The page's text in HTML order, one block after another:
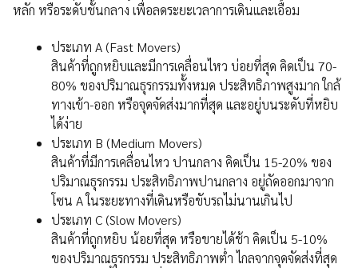
หลัก หรือระดับชั้นกลาง เพื่อลดระยะเวลาการเดินและเอื้อม
ประเภท A (Fast Movers)
สินค้าที่ถูกหยิบและมีการเคลื่อนไหว บ่อยที่สุด คิดเป็น 70-
80% ของปริมาณธุรกรรมทั้งหมด ประสิทธิภาพสูงมาก ใกล้
ทางเข้า-ออก หรือจุดจัดส่งมากที่สุด และอยู่บนระดับที่หยิบ
ได้ง่าย
ประเภท B (Medium Movers)
สินค้าที่มีการเคลื่อนไหว ปานกลาง คิดเป็น 15-20% ของ
ปริมาณธุรกรรม ประสิทธิภาพปานกลาง อยู่ถัดออกมาจาก
โซน A ในระยะทางที่เดินหรือขับรถไม่นานเกินไป
ประเภท C (Slow Movers)
สินค้าที่ถูกหยิบ น้อยที่สุด หรือขายได้ช้า คิดเป็น 5-10%
ของปริมาณธุรกรรม ประสิทธิภาพต่ำ ไกลจากจุดจัดส่งที่สุด